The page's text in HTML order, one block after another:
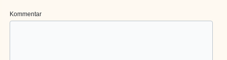
Kommentar